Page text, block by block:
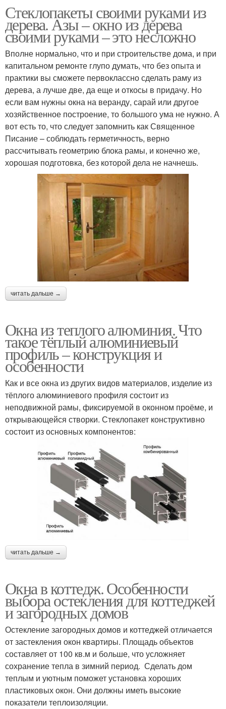
Стеклопакеты своими руками из
дерева. Азы – окно из дерева
своими руками – это несложно
Вполне нормально, что и при строительстве дома, и при
капитальном ремонте глупо думать, что без опыта и
практики вы сможете первоклассно сделать раму из
дерева, а лучше две, да еще и откосы в придачу. Но
если вам нужны окна на веранду, сарай или другое
хозяйственное построение, то большого ума не нужно. А
вот есть то, что следует запомнить как Священное
Писание – соблюдать герметичность, верно
рассчитывать геометрию блока рамы, и конечно же,
хорошая подготовка, без которой дела не начнешь.
читать дальше →
Окна из теплого алюминия. Что
такое тёплый алюминиевый
профиль – конструкция и
особенности
Как и все окна из других видов материалов, изделие из
тёплого алюминиевого профиля состоит из
неподвижной рамы, фиксируемой в оконном проёме, и
открывающейся створки. Стеклопакет конструктивно
состоит из основных компонентов:
читать дальше →
Окна в коттедж. Особенности
выбора остекления для коттеджей
и загородных домов
Остекление загородных домов и коттеджей отличается
от застекления окон квартиры. Площадь объектов
составляет от 100 кв.м и больше, что усложняет
сохранение тепла в зимний период. Сделать дом
теплым и уютным поможет установка хороших
пластиковых окон. Они должны иметь высокие
показатели теплоизоляции.